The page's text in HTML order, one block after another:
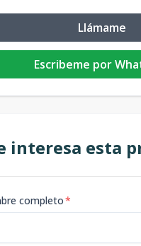
Llámame
Escribeme por
interesa esta
completo*